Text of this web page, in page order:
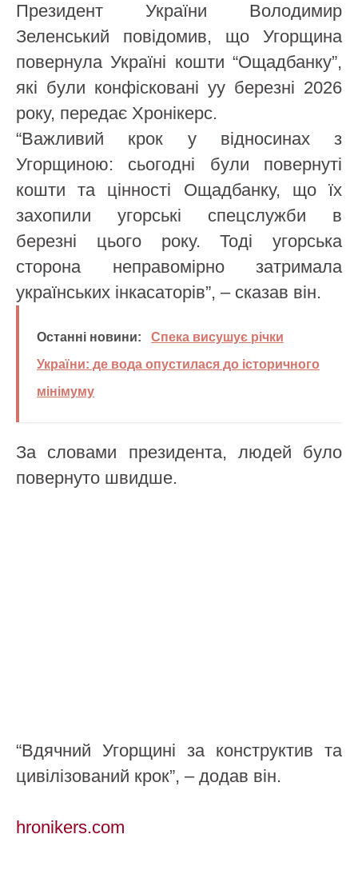
Президент України Володимир
Зеленський повідомив, що Угорщина
повернула Україні кошти “Ощадбанку”,
які були конфісковані уу березні 2026
року, передає Хронікерс.
“Важливий крок у відносинах з
Угорщиною: сьогодні були повернуті
кошти та цінності Ощадбанку, що їх
захопили угорські спецслужби в
березні цього року. Тоді угорська
сторона неправомірно затримала
українських інкасаторів”, – сказав він.
Останні новини:
Спека висушує річки
України: де вода опустилася до історичного
мінімуму
За словами президента, людей було
повернуто швидше.
“Вдячний Угорщині за конструктив та
цивілізований крок”, – додав він.
hronikers.com